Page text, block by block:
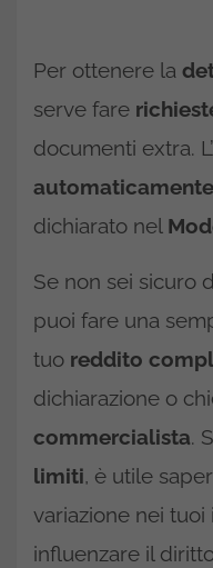
Per ottenere la
serve fare
documenti extra.
automaticamente
dichiarato nel
Se non sei sicuro
puoi fare una
tuo reddito
dichiarazione o
commercialista.
limiti, è utile
variazione nei
influenzare il